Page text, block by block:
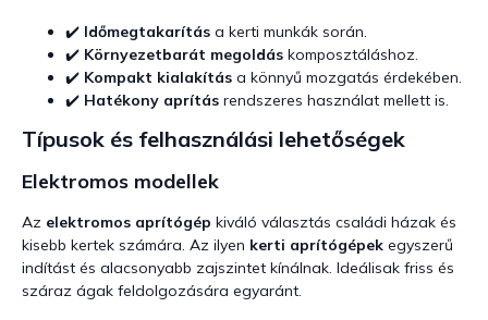
✔️ Időmegtakarítás a kerti munkák során.
✔️ Környezetbarát megoldás komposztáláshoz.
✔️ Kompakt kialakítás a könnyű mozgatás érdekében.
✔️ Hatékony aprítás rendszeres használat mellett is.
Típusok és felhasználási lehetőségek
Elektromos modellek
Az elektromos aprítógép kiváló választás családi házak és
kisebb kertek számára. Az ilyen kerti aprítógépek egyszerű
indítást és alacsonyabb zajszintet kínálnak. Ideálisak friss és
száraz ágak feldolgozására egyaránt.